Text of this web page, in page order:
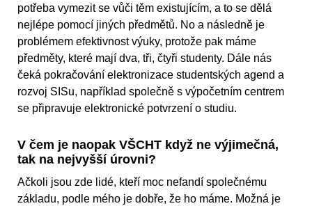
potřeba vymezit se vůči těm existujícím, a to se dělá
nejlépe pomocí jiných předmětů. No a následně je
problémem efektivnost výuky, protože pak máme
předměty, které mají dva, tři, čtyři studenty. Dále nás
čeká pokračování elektronizace studentských agend a
rozvoj SISu, například společně s výpočetním centrem
se připravuje elektronické potvrzení o studiu.
V čem je naopak VŠCHT když ne výjimečná,
tak na nejvyšší úrovni?
Ačkoli jsou zde lidé, kteří moc nefandí společnému
základu, podle mého je dobře, že ho máme. Možná je